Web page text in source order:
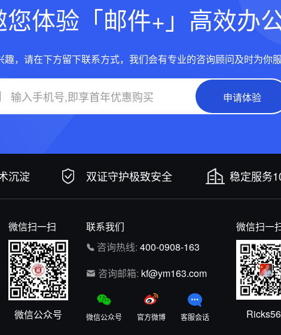
您体验「邮件+」高效办
趣，请在下方留下联系方式，我们会有专业的咨询顾问及时为你
申请体验
沉淀 双证守护极致安全 稳定服务
微信扫一扫
微信公众号
联系我们
咨询热线: 400-0908-163
咨询邮箱: kf@ym163.com
微信公众号 官方微博 客服会话
微信扫一